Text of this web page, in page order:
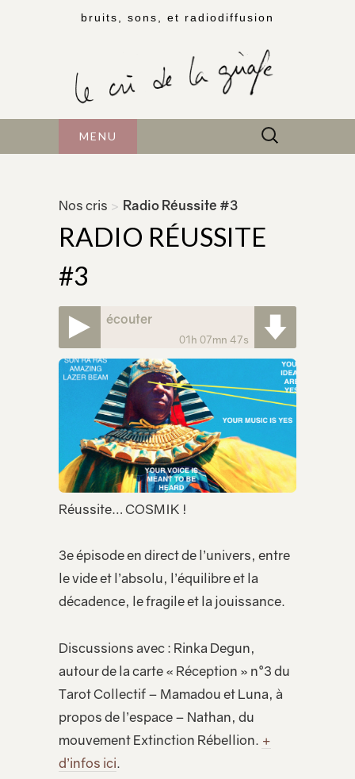
bruits, sons, et radiodiffusion
MENU Rechercher :
Nos cris > Radio Réussite #3
RADIO RÉUSSITE
#3
écouter
01h 07mn 47s
Réussite… COSMIK !
3e épisode en direct de l’univers, entre
le vide et l’absolu, l’équilibre et la
décadence, le fragile et la jouissance.
Discussions avec : Rinka Degun,
autour de la carte « Réception » n°3 du
Tarot Collectif – Mamadou et Luna, à
propos de l’espace – Nathan, du
mouvement Extinction Rébellion. +
d’infos ici.